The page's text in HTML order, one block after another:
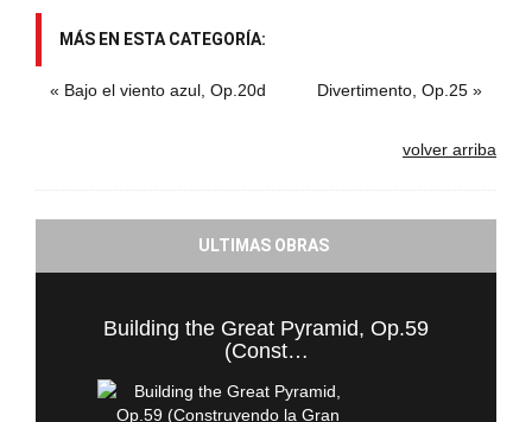
MÁS EN ESTA CATEGORÍA:
« Bajo el viento azul, Op.20d Divertimento, Op.25 »
volver arriba
ULTIMAS OBRAS
Building the Great Pyramid, Op.59
(Const…